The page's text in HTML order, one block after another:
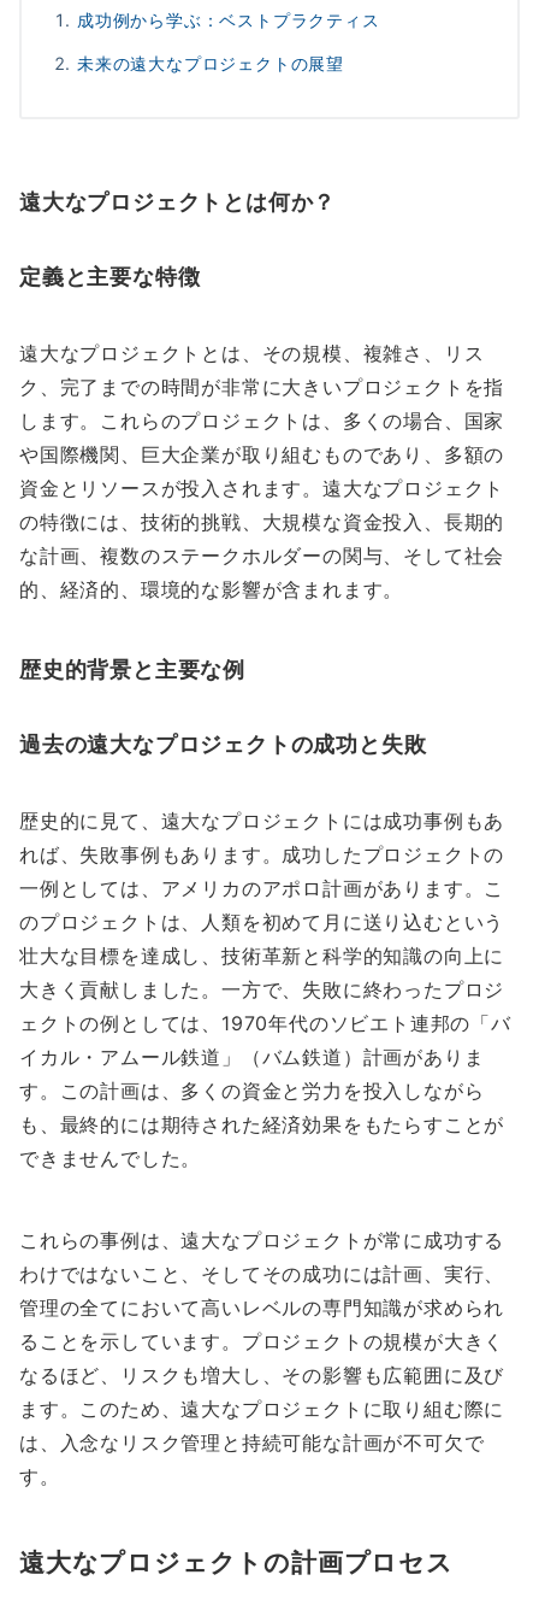
成功例から学ぶ：ベストプラクティス
未来の遠大なプロジェクトの展望
遠大なプロジェクトとは何か？
定義と主要な特徴
遠大なプロジェクトとは、その規模、複雑さ、リス
ク、完了までの時間が非常に大きいプロジェクトを指
します。これらのプロジェクトは、多くの場合、国家
や国際機関、巨大企業が取り組むものであり、多額の
資金とリソースが投入されます。遠大なプロジェクト
の特徴には、技術的挑戦、大規模な資金投入、長期的
な計画、複数のステークホルダーの関与、そして社会
的、経済的、環境的な影響が含まれます。
歴史的背景と主要な例
過去の遠大なプロジェクトの成功と失敗
歴史的に見て、遠大なプロジェクトには成功事例もあ
れば、失敗事例もあります。成功したプロジェクトの
一例としては、アメリカのアポロ計画があります。こ
のプロジェクトは、人類を初めて月に送り込むという
壮大な目標を達成し、技術革新と科学的知識の向上に
大きく貢献しました。一方で、失敗に終わったプロジ
ェクトの例としては、1970年代のソビエト連邦の「バ
イカル・アムール鉄道」（バム鉄道）計画がありま
す。この計画は、多くの資金と労力を投入しながら
も、最終的には期待された経済効果をもたらすことが
できませんでした。
これらの事例は、遠大なプロジェクトが常に成功する
わけではないこと、そしてその成功には計画、実行、
管理の全てにおいて高いレベルの専門知識が求められ
ることを示しています。プロジェクトの規模が大きく
なるほど、リスクも増大し、その影響も広範囲に及び
ます。このため、遠大なプロジェクトに取り組む際に
は、入念なリスク管理と持続可能な計画が不可欠で
す。
遠大なプロジェクトの計画プロセス